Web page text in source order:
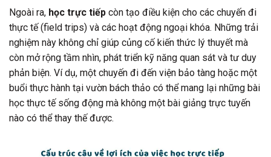
Ngoài ra, học trực tiếp còn tạo điều kiện cho các chuyến đi
thực tế (field trips) và các hoạt động ngoại khóa. Những trải
nghiệm này không chỉ giúp củng cố kiến thức lý thuyết mà
còn mở rộng tầm nhìn, phát triển kỹ năng quan sát và tư duy
phản biện. Ví dụ, một chuyến đi đến viện bảo tàng hoặc một
buổi thực hành tại vườn bách thảo có thể mang lại những bài
học thực tế sống động mà không một bài giảng trực tuyến
nào có thể thay thế được.